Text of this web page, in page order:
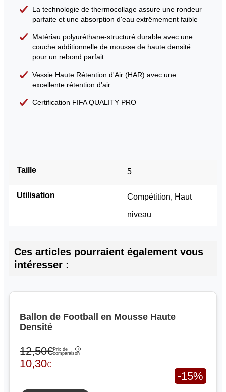
La technologie de thermocollage assure une rondeur
parfaite et une absorption d'eau extrêmement faible
Matériau polyuréthane-structuré durable avec une
couche additionnelle de mousse de haute densité
pour un rebond parfait
Vessie Haute Rétention d'Air (HAR) avec une
excellente rétention d'air
Certification FIFA QUALITY PRO
Taille 5
Utilisation Compétition, Haut
niveau
Ces articles pourraient également vous
intéresser :
Ballon de Football en Mousse Haute
Densité
12,50€Prix de
comparaison
10,30€
-15%